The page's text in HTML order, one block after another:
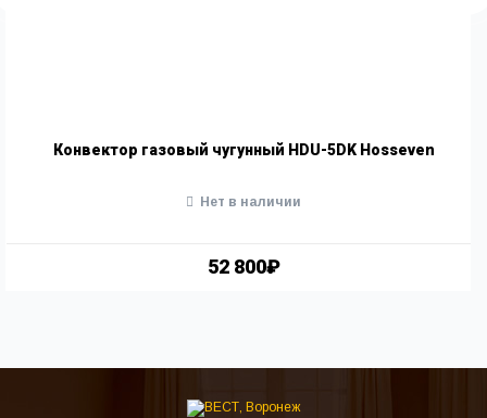
Конвектор газовый чугунный HDU-5DK Hosseven
52 800₽
Нет в наличии